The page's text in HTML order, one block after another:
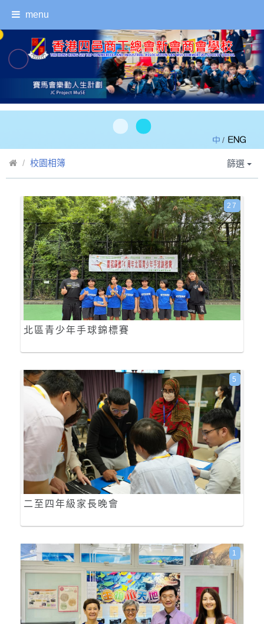
menu
/
校園相簿 篩選
北區青少年手球錦標賽
27
二至四年級家長晚會
5
1